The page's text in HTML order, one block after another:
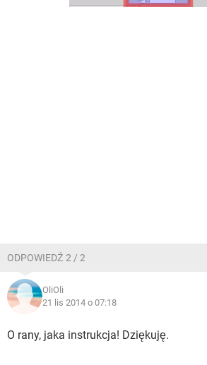
ODPOWIEDŹ 2 / 2
OliOli
21 lis 2014 o 07:18
O rany, jaka instrukcja! Dziękuję.